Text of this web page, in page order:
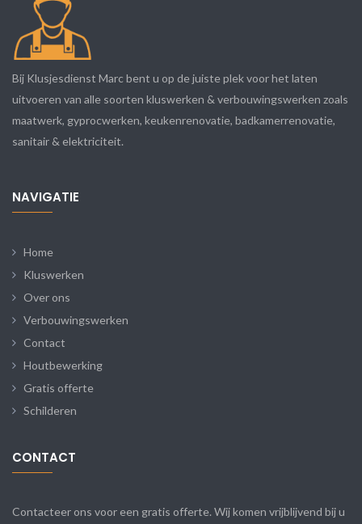
Bij Klusjesdienst Marc bent u op de juiste plek voor het laten
uitvoeren van alle soorten kluswerken & verbouwingswerken zoals
maatwerk, gyprocwerken, keukenrenovatie, badkamerrenovatie,
sanitair & elektriciteit.
NAVIGATIE
Home
Kluswerken
Over ons
Verbouwingswerken
Contact
Houtbewerking
Gratis offerte
Schilderen
CONTACT
Contacteer ons voor een gratis offerte. Wij komen vrijblijvend bij u